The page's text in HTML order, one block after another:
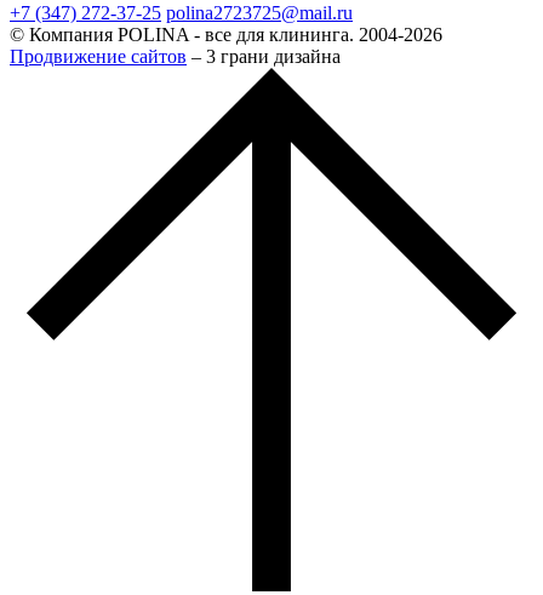
+7 (347) 272-37-25 polina2723725@mail.ru
© Компания POLINA - все для клининга. 2004-2026
Продвижение сайтов – 3 грани дизайна